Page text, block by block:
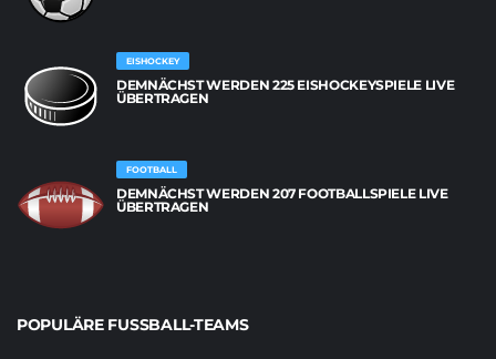
EISHOCKEY
DEMNÄCHST WERDEN 225 EISHOCKEYSPIELE LIVE
ÜBERTRAGEN
FOOTBALL
DEMNÄCHST WERDEN 207 FOOTBALLSPIELE LIVE
ÜBERTRAGEN
POPULÄRE FUSSBALL-TEAMS